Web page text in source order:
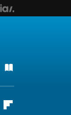
Facebook